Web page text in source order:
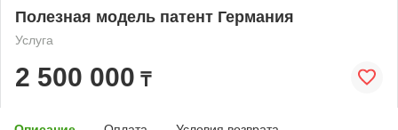
Полезная модель патент Германия
Услуга
2 500 000 ₸